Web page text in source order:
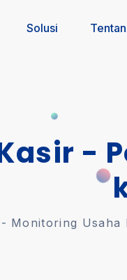
Solusi
-
- Monitoring